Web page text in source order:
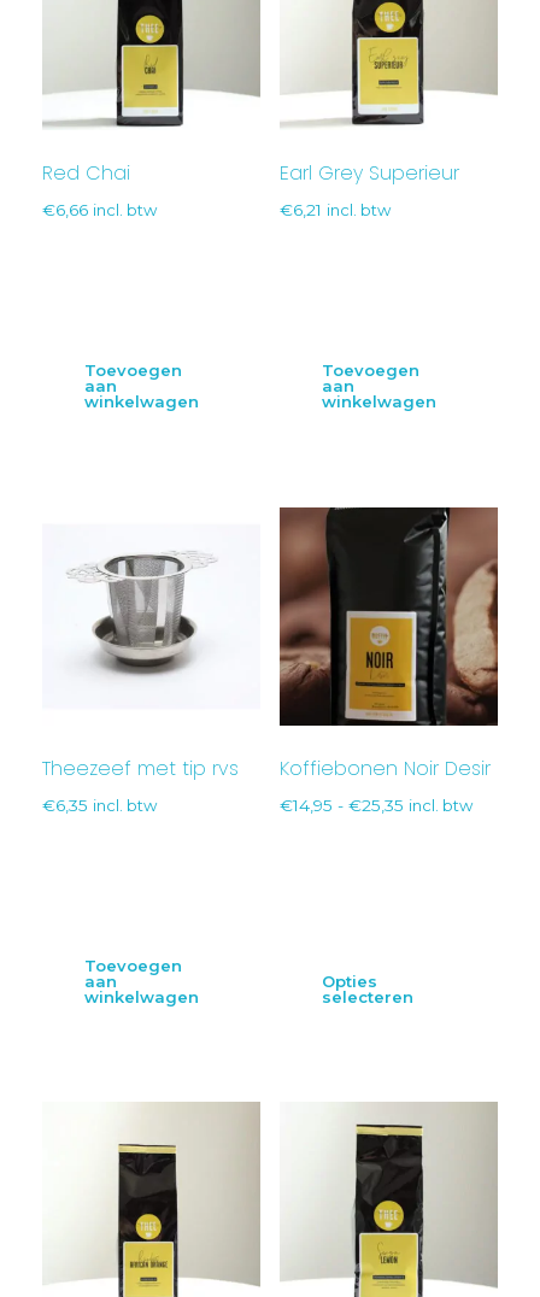
Red Chai
€6,66 incl. btw
Toevoegen
aan
winkelwagen
Earl Grey Superieur
€6,21 incl. btw
Toevoegen
aan
winkelwagen
Theezeef met tip rvs
€6,35 incl. btw
Toevoegen
aan
winkelwagen
Koffiebonen Noir Desir
€14,95 - €25,35 incl. btw
Opties
selecteren